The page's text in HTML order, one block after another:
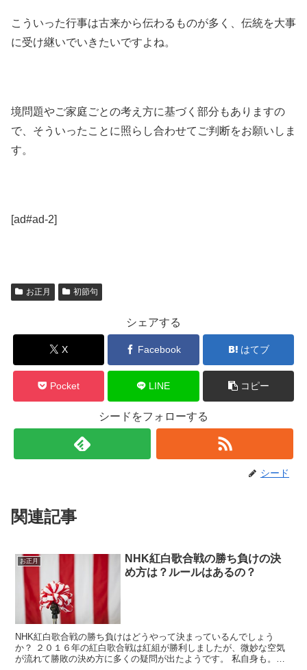
こういった行事は古来から伝わるものが多く、伝統を大事
に受け継いでいきたいですよね。
境問題やご家庭ごとの考え方に基づく部分もありますの
で、そういったことに照らし合わせてご判断をお願いしま
す。
[ad#ad-2]
お正月 初節句
シェアする
X Facebook はてブ
Pocket LINE コピー
シードをフォローする
シード
関連記事
お正月
NHK紅白歌合戦の勝ち負けの決
め方は？ルールはあるの？
NHK紅白歌合戦の勝ち負けはどうやって決まっているんでしょう
か？ ２０１６年の紅白歌合戦は紅組が勝利しましたが、微妙な空気
が流れて勝敗の決め方に多くの疑問が出たようです。 私自身も。視